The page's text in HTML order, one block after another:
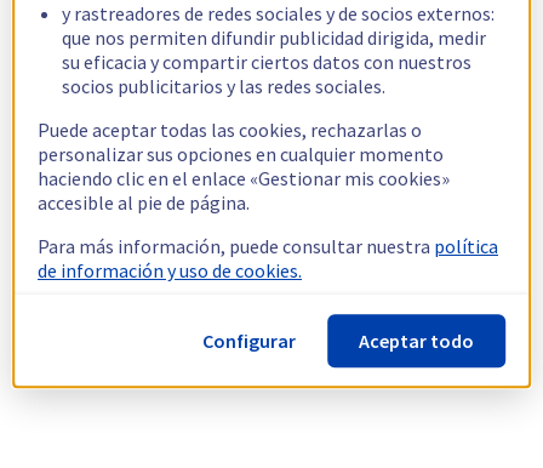
y rastreadores de redes sociales y de socios externos:
que nos permiten difundir publicidad dirigida, medir
su eficacia y compartir ciertos datos con nuestros
socios publicitarios y las redes sociales.
Puede aceptar todas las cookies, rechazarlas o
personalizar sus opciones en cualquier momento
haciendo clic en el enlace «Gestionar mis cookies»
accesible al pie de página.
Para más información, puede consultar nuestra política
de información y uso de cookies.
Configurar Aceptar todo